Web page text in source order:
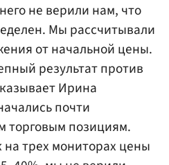
не верили нам, что
Мы рассчитывали
от начальной цены.
результат против
Ирина
почти
торговым позициям.
трех мониторах цены